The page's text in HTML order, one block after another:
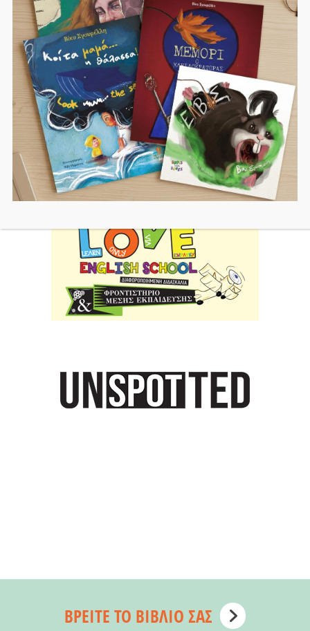
Εκπαιδευση Παιδικά Βιβλία Τέχνη
Φεμινισμός
Αναζήτηση
Search
for:
ΒΡΕΊΤΕ ΤΟ ΒΙΒΛΊΟ ΣΑΣ